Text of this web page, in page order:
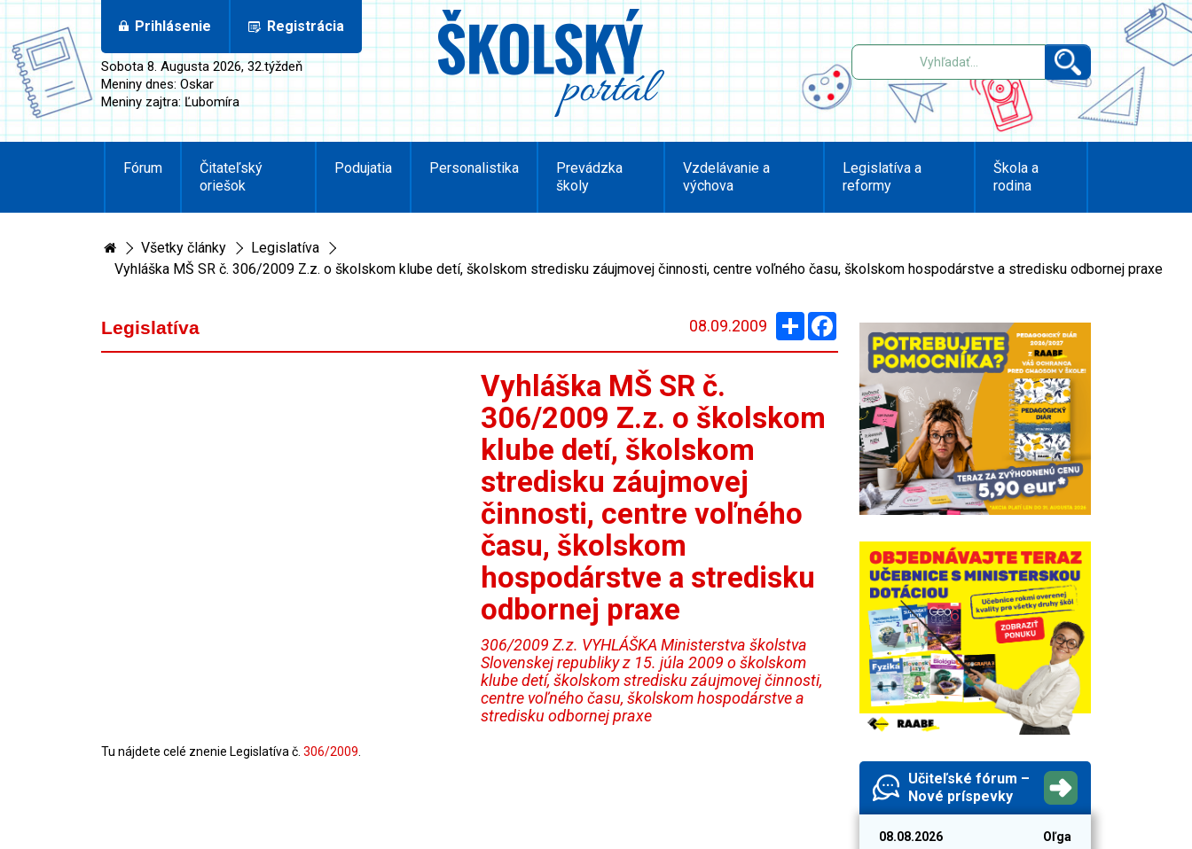
Prihlásenie Registrácia
Sobota 8. Augusta 2026, 32.týždeň
Meniny dnes: Oskar
Meniny zajtra: Ľubomíra
Fórum
Čitateľský
oriešok
Podujatia Personalistika
Prevádzka
školy
Vzdelávanie a
výchova
Legislatíva a
reformy
Škola a
rodina
Všetky články
Legislatíva
Vyhláška MŠ SR č. 306/2009 Z.z. o školskom klube detí, školskom stredisku záujmovej činnosti, centre voľného času, školskom hospodárstve a stredisku odbornej praxe
Legislatíva 08.09.2009 Zdieľaj
Vyhláška MŠ SR č.
306/2009 Z.z. o školskom
klube detí, školskom
stredisku záujmovej
činnosti, centre voľného
času, školskom
hospodárstve a stredisku
odbornej praxe
306/2009 Z.z. VYHLÁŠKA Ministerstva školstva
Slovenskej republiky z 15. júla 2009 o školskom
klube detí, školskom stredisku záujmovej činnosti,
centre voľného času, školskom hospodárstve a
stredisku odbornej praxe
Tu nájdete celé znenie Legislatíva č. 306/2009
Učiteľské fórum –
Nové príspevky
08.08.2026 Oľga